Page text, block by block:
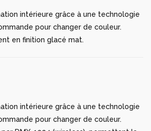
intérieure grâce à une technologie
pour changer de couleur.
en finition glacé mat.
intérieure grâce à une technologie
pour changer de couleur.